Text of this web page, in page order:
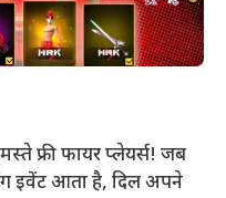
फ्री फायर प्लेयर्स! जब
इवेंट आता है, दिल अपने